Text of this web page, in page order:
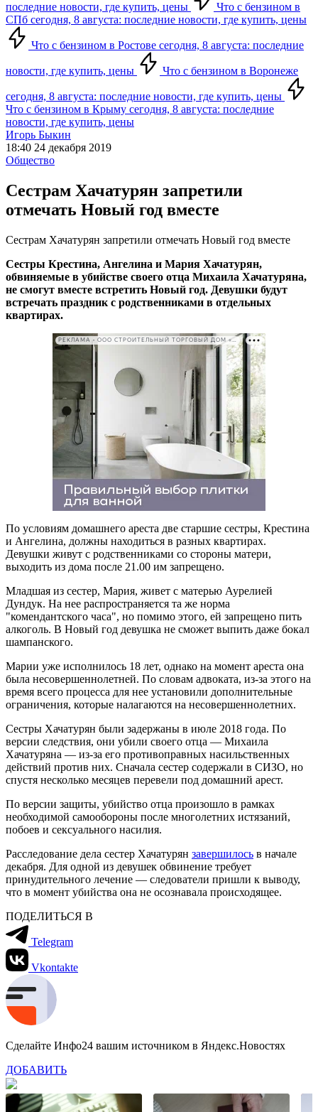
последние новости, где купить, цены
Что с бензином в
СПб сегодня, 8 августа: последние новости, где купить, цены
Что с бензином в Ростове сегодня, 8 августа: последние
новости, где купить, цены Что с бензином в Воронеже
сегодня, 8 августа: последние новости, где купить, цены
Что с бензином в Крыму сегодня, 8 августа: последние
новости, где купить, цены
Игорь Быкин
18:40 24 декабря 2019
Общество
Сестрам Хачатурян запретили
отмечать Новый год вместе
Сестрам Хачатурян запретили отмечать Новый год вместе
Сестры Крестина, Ангелина и Мария Хачатурян,
обвиняемые в убийстве своего отца Михаила Хачатуряна,
не смогут вместе встретить Новый год. Девушки будут
встречать праздник с родственниками в отдельных
квартирах.
РЕКЛАМА • ООО СТРОИТЕЛЬНЫЙ ТОРГОВЫЙ ДОМ «ПЕТРОВИЧ». ИНН: 7802348846
По условиям домашнего ареста две старшие сестры, Крестина
и Ангелина, должны находиться в разных квартирах.
Девушки живут с родственниками со стороны матери,
выходить из дома после 21.00 им запрещено.
Младшая из сестер, Мария, живет с матерью Аурелией
Дундук. На нее распространяется та же норма
"комендантского часа", но помимо этого, ей запрещено пить
алкоголь. В Новый год девушка не сможет выпить даже бокал
шампанского.
Марии уже исполнилось 18 лет, однако на момент ареста она
была несовершеннолетней. По словам адвоката, из-за этого на
время всего процесса для нее установили дополнительные
ограничения, которые налагаются на несовершеннолетних.
Сестры Хачатурян были задержаны в июле 2018 года. По
версии следствия, они убили своего отца — Михаила
Хачатуряна — из-за его противоправных насильственных
действий против них. Сначала сестер содержали в СИЗО, но
спустя несколько месяцев перевели под домашний арест.
По версии защиты, убийство отца произошло в рамках
необходимой самообороны после многолетних истязаний,
побоев и сексуального насилия.
Расследование дела сестер Хачатурян завершилось в начале
декабря. Для одной из девушек обвинение требует
принудительного лечение — следователи пришли к выводу,
что в момент убийства она не осознавала происходящее.
ПОДЕЛИТЬСЯ В
Telegram
Vkontakte
Сделайте Инфо24 вашим источником в Яндекс.Новостях
ДОБАВИТЬ